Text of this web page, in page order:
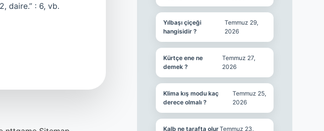
daire.” : 6, vb.
Yılbaşı çiçeği
hangisidir ?
Temmuz 29,
2026
Kürtçe ene ne
demek ?
Temmuz 27,
2026
Klima kış modu kaç
derece olmalı ?
Temmuz 25,
2026
Kalb ne tarafta olurTemmuz 23,